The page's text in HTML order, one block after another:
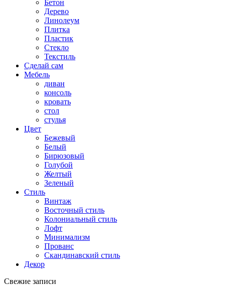
Бетон
Дерево
Линолеум
Плитка
Пластик
Стекло
Текстиль
Сделай сам
Мебель
диван
консоль
кровать
стол
стулья
Цвет
Бежевый
Белый
Бирюзовый
Голубой
Желтый
Зеленый
Стиль
Винтаж
Восточный стиль
Колониальный стиль
Лофт
Минимализм
Прованс
Скандинавский стиль
Декор
Свежие записи